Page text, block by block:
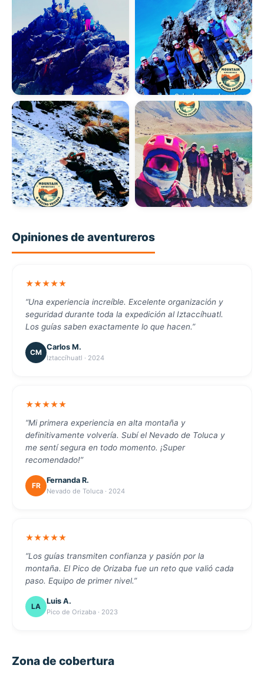
Opiniones de aventureros
★★★★★
“Una experiencia increíble. Excelente organización y
seguridad durante toda la expedición al Iztaccíhuatl.
Los guías saben exactamente lo que hacen.”
CM
Carlos M.
Iztaccíhuatl · 2024
★★★★★
“Mi primera experiencia en alta montaña y
definitivamente volvería. Subí el Nevado de Toluca y
me sentí segura en todo momento. ¡Super
recomendado!”
FR
Fernanda R.
Nevado de Toluca · 2024
★★★★★
“Los guías transmiten confianza y pasión por la
montaña. El Pico de Orizaba fue un reto que valió cada
paso. Equipo de primer nivel.”
LA
Luis A.
Pico de Orizaba · 2023
Zona de cobertura